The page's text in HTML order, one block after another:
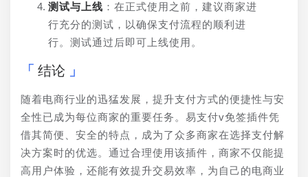
测试与上线 ：在正式使用之前，建议商家进
行充分的测试，以确保支付流程的顺利进
行。测试通过后即可上线使用。
结论
随着电商行业的迅猛发展，提升支付方式的便捷性与安
全性已成为每位商家的重要任务。易支付v免签插件凭
借其简便、安全的特点，成为了众多商家在选择支付解
决方案时的优选。通过合理使用该插件，商家不仅能提
高用户体验，还能有效提升交易效率，为自己的电商业